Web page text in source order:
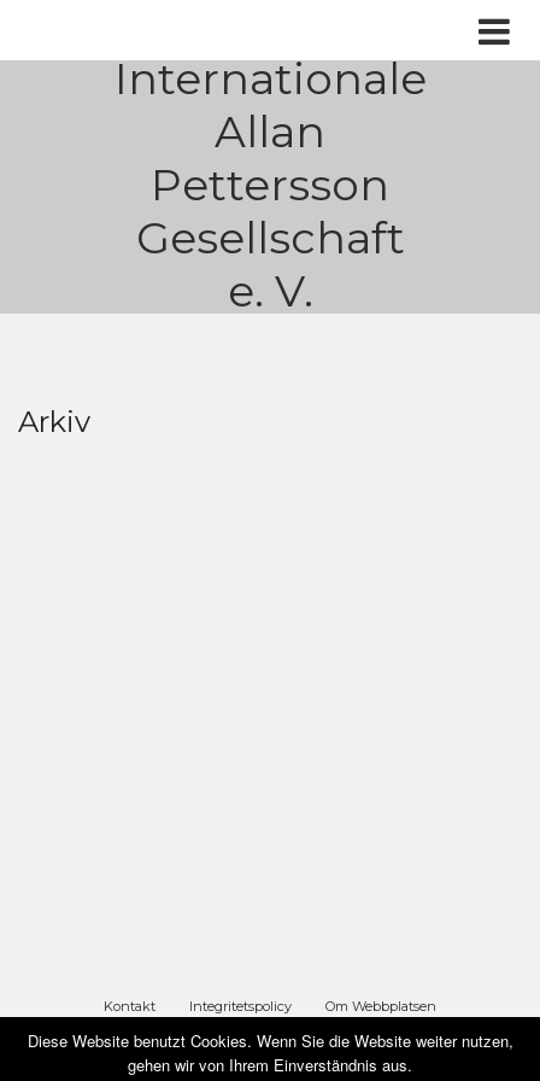
Internationale
Allan
Pettersson
Gesellschaft
e. V.
Arkiv
Kontakt Integritetspolicy Om Webbplatsen
Diese Website benutzt Cookies. Wenn Sie die Website weiter nutzen,
gehen wir von Ihrem Einverständnis aus.